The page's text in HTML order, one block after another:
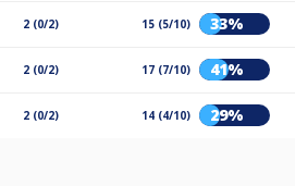
2 (0/2) 15 (5/10) 33%
2 (0/2) 17 (7/10) 41%
2 (0/2) 14 (4/10) 29%